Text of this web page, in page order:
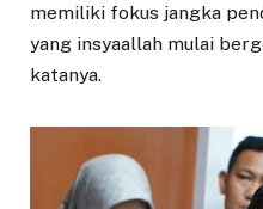
memiliki fokus jangka
yang insyaallah mulai
katanya.